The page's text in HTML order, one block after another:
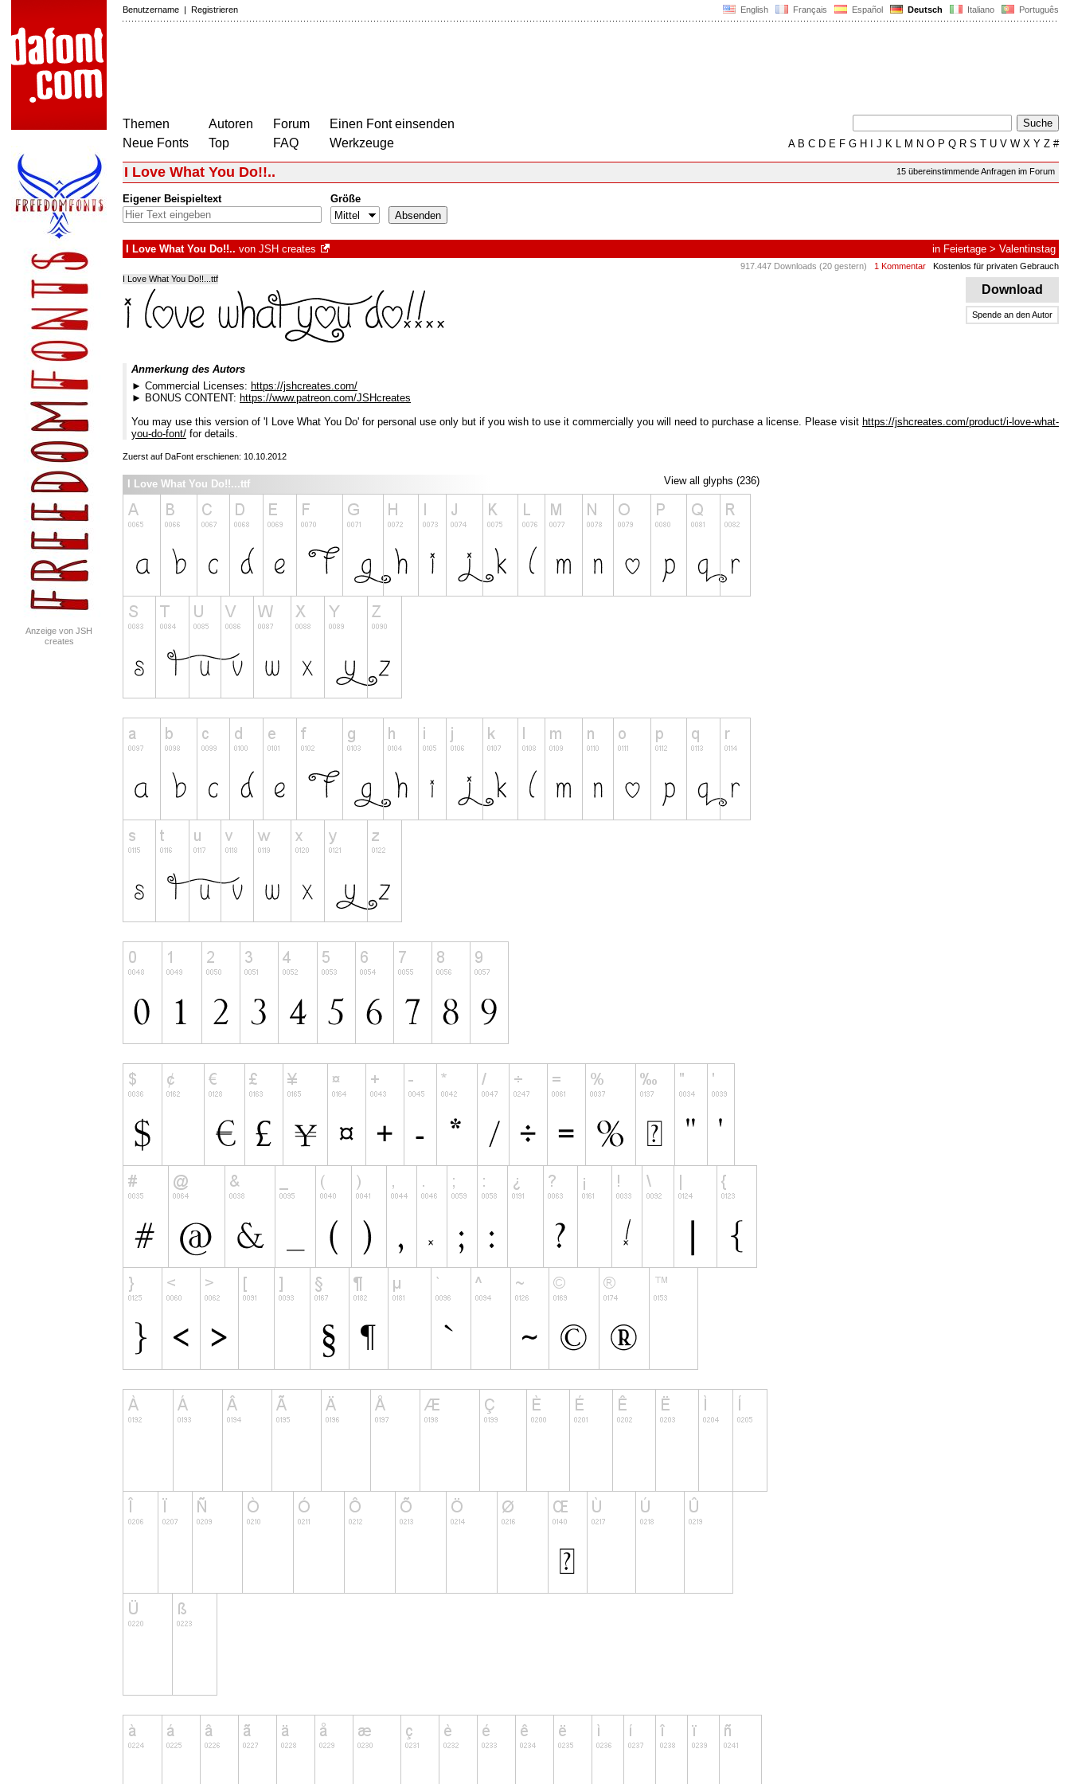
English Français Español Deutsch Italiano Português
Benutzername | Registrieren
Themen
Neue Fonts
Autoren
Top
Forum
FAQ
Einen Font einsenden
Werkzeuge
AB C D E F G H J K L M N O P Q R S T U V W X Y Z #
Anzeige von JSH
creates
15 übereinstimmende Anfragen im Forum
I Love What You Do!!..
Eigener Beispieltext Größe
I Love What You Do!!.. von JSH creates in Feiertage > Valentinstag
917.447 Downloads (20 gestern) 1 Kommentar Kostenlos für privaten Gebrauch
Download
Spende an den Autor
I Love What You Do!!...ttf
Anmerkung des Autors
► Commercial Licenses: https://jshcreates.com/
► BONUS CONTENT: https://www.patreon.com/JSHcreates
You may use this version of 'I Love What You Do' for personal use only but if you wish to use it commercially you will need to purchase a license. Please visit https://jshcreates.com/product/i-love-what-
you-do-font/ for details.
Zuerst auf DaFont erschienen: 10.10.2012
View all glyphs (236)
I Love What You Do!!...ttf